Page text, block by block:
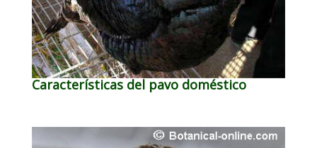
Características del pavo doméstico